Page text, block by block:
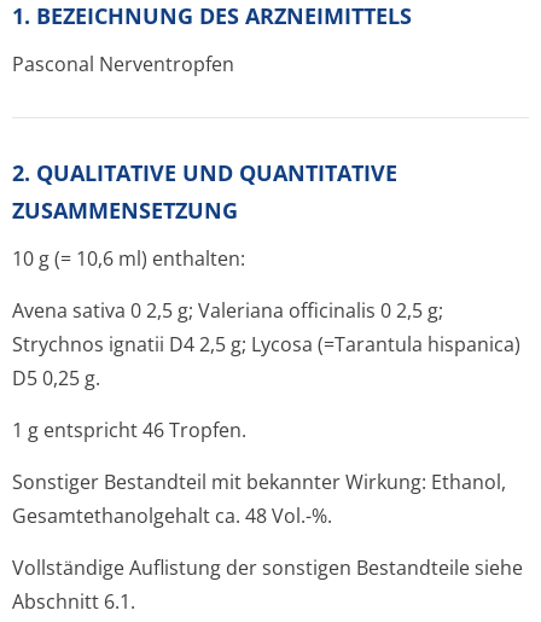
1. BEZEICHNUNG DES ARZNEIMITTELS
Pasconal Nerventropfen
2. QUALITATIVE UND QUANTITATIVE
ZUSAMMENSETZUNG
10 g (= 10,6 ml) enthalten:
Avena sativa 0 2,5 g; Valeriana officinalis 0 2,5 g;
Strychnos ignatii D4 2,5 g; Lycosa (=Tarantula hispanica)
D5 0,25 g.
1 g entspricht 46 Tropfen.
Sonstiger Bestandteil mit bekannter Wirkung: Ethanol,
Gesamtethanolgehalt ca. 48 Vol.-%.
Vollständige Auflistung der sonstigen Bestandteile siehe
Abschnitt 6.1.